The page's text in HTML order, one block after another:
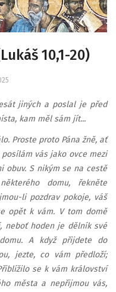
10,1-20)
jiných a poslal je před
kam měl sám jít...
Proste proto Pána žně, ať
vás jako ovce mezi
obuv. S nikým se na cestě
domu, řekněte
li pozdrav pokoje, váš
opět k vám. V tom domě
neboť hoden je dělník své
A když přijdete do
jezte, co vám předloží;
se k vám království
města a nepřijmou vás,